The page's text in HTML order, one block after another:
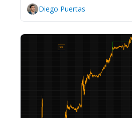
Diego Puertas